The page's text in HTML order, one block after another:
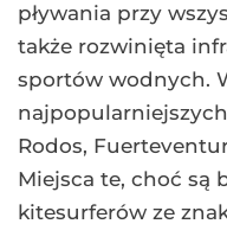
pływania przy
także rozwinięta
sportów wodnych.
Rodos,
Miejsca te, choć są
kitesurferów ze